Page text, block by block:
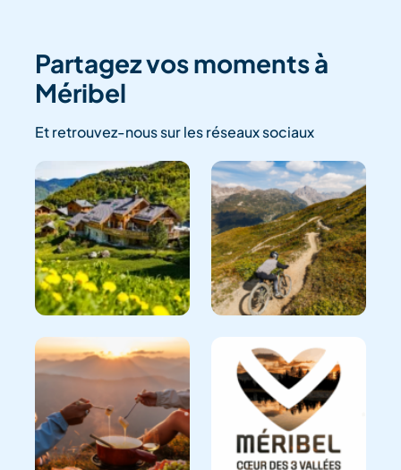
Partagez vos moments à
Méribel
Et retrouvez-nous sur les réseaux sociaux